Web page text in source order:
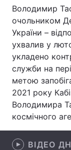
Екологія
Лонгріди
Відео з Youtube
Інтерв'ю
Архів
Контакти
Володимир
очольником
України –
ухвалив у
укладено
служби на
метою
2021 року
Володимира
космічного
ВІДЕО